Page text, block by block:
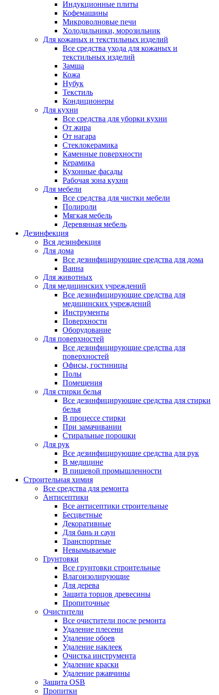
Индукционные плиты
Кофемашины
Микроволновые печи
Холодильники, морозильник
Для кожаных и текстильных изделий
Все средства ухода для кожаных и
текстильных изделий
Замша
Кожа
Нубук
Текстиль
Кондиционеры
Для кухни
Все средства для уборки кухни
От жира
От нагара
Стеклокерамика
Каменные поверхности
Керамика
Кухонные фасады
Рабочая зона кухни
Для мебели
Все средства для чистки мебели
Полироли
Мягкая мебель
Деревянная мебель
Дезинфекция
Вся дезинфекция
Для дома
Все дезинфицирующие средства для дома
Ванна
Для животных
Для медицинских учреждений
Все дезинфицирующие средства для
медицинских учреждений
Инструменты
Поверхности
Оборудование
Для поверхностей
Все дезинфицирующие средства для
поверхностей
Офисы, гостиницы
Полы
Помещения
Для стирки белья
Все дезинфицирующие средства для стирки
белья
В процессе стирки
При замачивании
Стиральные порошки
Для рук
Все дезинфицирующие средства для рук
В медицине
В пищевой промышленности
Строительная химия
Все средства для ремонта
Антисептики
Все антисептики строительные
Бесцветные
Декоративные
Для бань и саун
Транспортные
Невымываемые
Грунтовки
Все грунтовки строительные
Влагоизолирующие
Для дерева
Защита торцов древесины
Пропиточные
Очистители
Все очистители после ремонта
Удаление плесени
Удаление обоев
Удаление наклеек
Очистка инструмента
Удаление краски
Удаление ржавчины
Защита OSB
Пропитки